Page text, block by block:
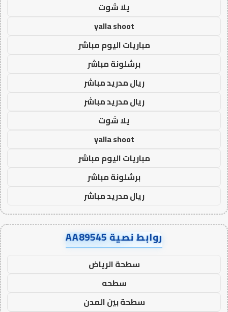
يلا شوت
yalla shoot
مباريات اليوم مباشر
برشلونة مباشر
ريال مدريد مباشر
ريال مدريد مباشر
يلا شوت
yalla shoot
مباريات اليوم مباشر
برشلونة مباشر
ريال مدريد مباشر
روابط نصية AA89545
سطحة الرياض
سطحه
سطحة بين المدن